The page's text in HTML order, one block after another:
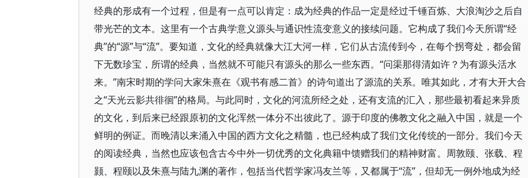
经典的形成有一个过程，但是有一点可以肯定：成为经典的作品一定是经过千锤百炼、大浪淘沙之后自
带光芒的文本。这里有一个古典学意义源头与通识性流变意义的接续问题。它构成了我们今天所谓“经
典”的“源”与“流”。要知道，文化的经典就像大江大河一样，它们从古流传到今，在每个拐弯处，都会留
下无数珍宝，所谓的经典，当然就不可能只有源头的那么一些东西。“问渠那得清如许？为有源头活水
来。”南宋时期的学问大家朱熹在《观书有感二首》的诗句道出了源流的关系。唯其如此，才有大开大合
之“天光云影共徘徊”的格局。与此同时，文化的河流所经之处，还有支流的汇入，那些最初看起来异质
的文化，到后来已经跟原初的文化浑然一体分不出彼此了。源于印度的佛教文化之融入中国，就是一个
鲜明的例证。而晚清以来涌入中国的西方文化之精髓，也已经构成了我们文化传统的一部分。我们今天
的阅读经典，当然也应该包含古今中外一切优秀的文化典籍中馈赠我们的精神财富。周敦颐、张载、程
颢、程颐以及朱熹与陆九渊的著作，包括当代哲学家冯友兰等，又都属于“流”，但却无一例外地成为经